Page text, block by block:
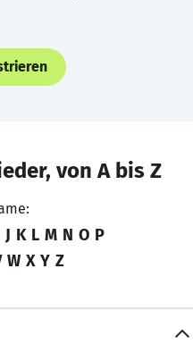
von A bis Z
J K L M N O P
W X Y Z